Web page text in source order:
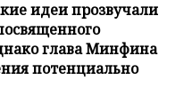
идеи прозвучали
глава Минфина
потенциально